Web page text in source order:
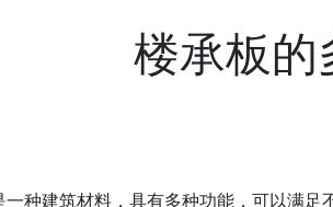
楼承板的
一种建筑材料，具有多种功能，可以满